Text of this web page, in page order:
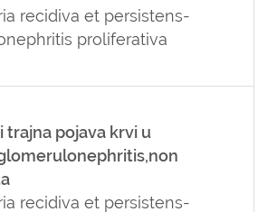
recidiva et persistens-
proliferativa
trajna pojava krvi u
recidiva et persistens-